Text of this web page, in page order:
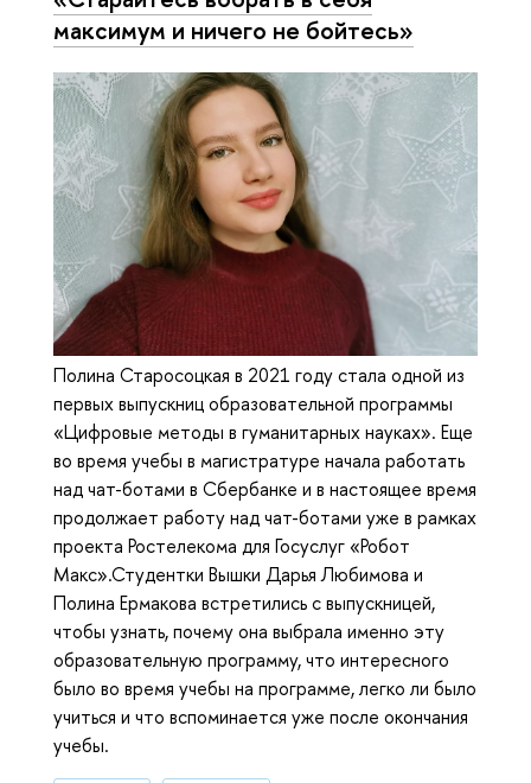
максимум и ничего не бойтесь»
Полина Старосоцкая в 2021 году стала одной из
первых выпускниц образовательной программы
«Цифровые методы в гуманитарных науках». Еще
во время учебы в магистратуре начала работать
над чат-ботами в Сбербанке и в настоящее время
продолжает работу над чат-ботами уже в рамках
проекта Ростелекома для Госуслуг «Робот
Макс».Студентки Вышки Дарья Любимова и
Полина Ермакова встретились с выпускницей,
чтобы узнать, почему она выбрала именно эту
образовательную программу, что интересного
было во время учебы на программе, легко ли было
учиться и что вспоминается уже после окончания
учебы.